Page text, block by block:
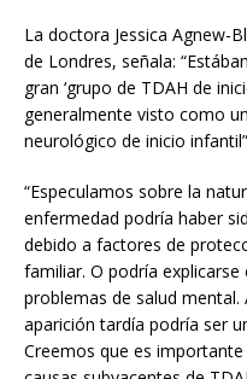
La doctora Jessica Agnew-
de Londres, señala:
gran ‘grupo de TDAH de
generalmente visto como
neurológico de inicio
“Especulamos sobre la
enfermedad podría haber
debido a factores de
familiar. O podría
problemas de salud
aparición tardía podría ser
Creemos que es